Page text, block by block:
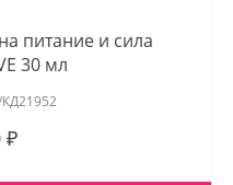
питание и сила
30 мл
₽